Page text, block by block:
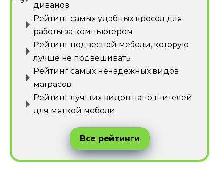
диванов
Рейтинг самых удобных кресел для
работы за компьютером
Рейтинг подвесной мебели, которую
лучше не подвешивать
Рейтинг самых ненадежных видов
матрасов
Рейтинг лучших видов наполнителей
для мягкой мебели
Все рейтинги